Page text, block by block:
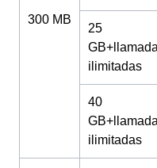
300 MB
25
ilimitadas
40
ilimitadas